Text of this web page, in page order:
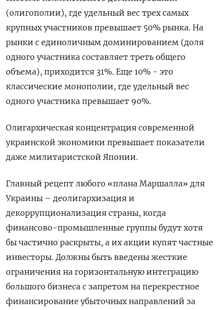
(олигополии), где удельный вес трех самых
крупных участников превышает 50% рынка. На
рынки с единоличным доминированием (доля
одного участника составляет треть общего
объема), приходится 31%. Еще 10% - это
классические монополии, где удельный вес
одного участника превышает 90%.
Олигархическая концентрация современной
украинской экономики превышает показатели
даже милитаристской Японии.
Главный рецепт любого «плана Маршалла» для
Украины – деолигархизация и
декоррупционализация страны, когда
финансово-промышленные группы будут хотя
бы частично раскрыты, а их акции купят частные
инвесторы. Должны быть введены жесткие
ограничения на горизонтальную интеграцию
большого бизнеса с запретом на перекрестное
финансирование убыточных направлений за